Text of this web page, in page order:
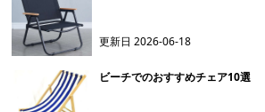
更新日2026-06-18
ビーチでのおすすめチェア10選